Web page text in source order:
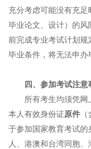
充分考虑可能没有充
毕业论文、设计）的风
前完成专业考试计划规
毕业条件，将无法申办
四、参加考试注意
所有考生均须凭网
本人有效身份证原件
于参加国家教育考试的
人、港澳和台湾同胞